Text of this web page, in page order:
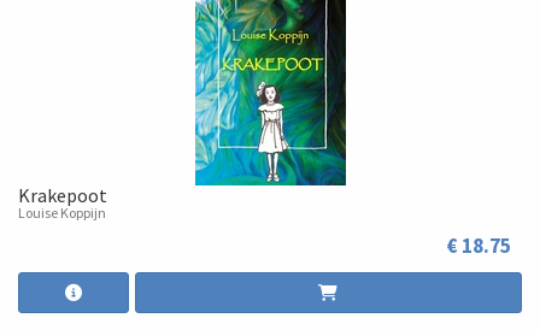
Krakepoot
Louise Koppijn
€ 18.75